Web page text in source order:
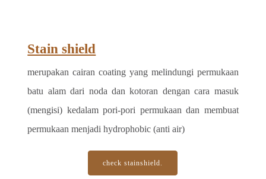
Stain shield
merupakan cairan coating yang melindungi permukaan
batu alam dari noda dan kotoran dengan cara masuk
(mengisi) kedalam pori-pori permukaan dan membuat
permukaan menjadi hydrophobic (anti air)
check stainshield.